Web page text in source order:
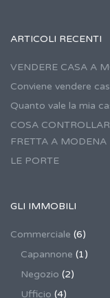
ARTICOLI RECENTI
VENDERE CASA A
Conviene vendere
Quanto vale la mia
COSA
FRETTA A MODENA
LE PORTE
GLI IMMOBILI
Commerciale (6)
Capannone (1)
Negozio (2)
Ufficio (4)